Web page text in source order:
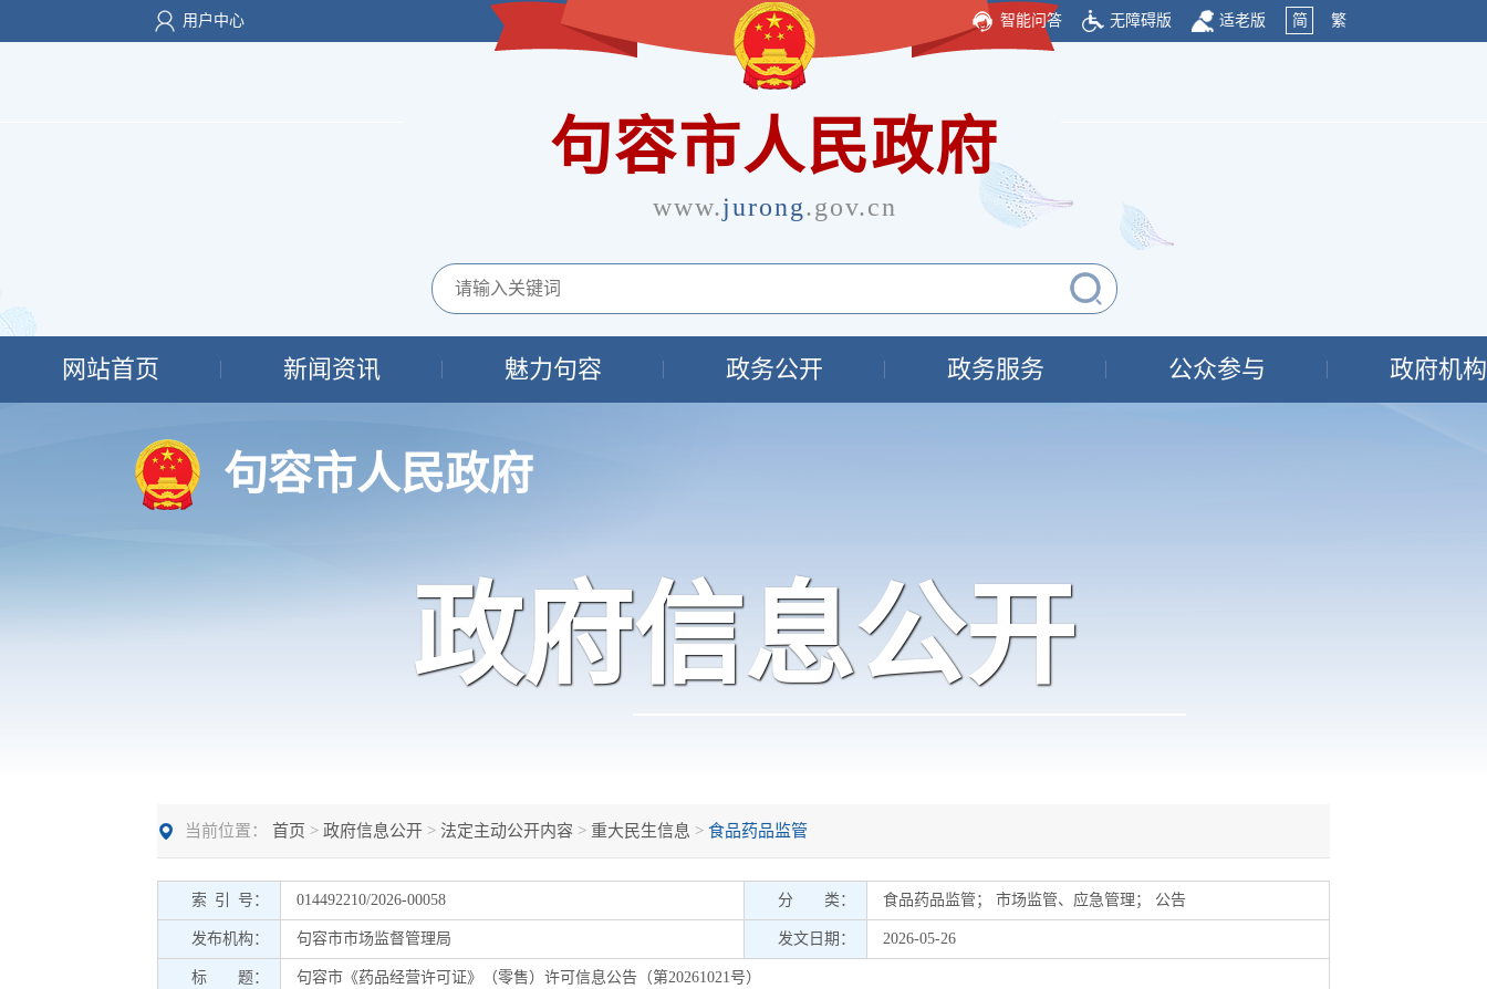
用户中心 智能问答 无障碍版 适老版 简 繁
句容市人民政府
www.jurong.gov.cn
网站首页 新闻资讯 魅力句容 政务公开 政务服务 公众参与 政府机构
句容市人民政府
政府信息公开
当前位置： 首页 > 政府信息公开 > 法定主动公开内容 > 重大民生信息 > 食品药品监管
索 引 号： 014492210/2026-00058 分 类： 食品药品监管 ； 市场监管、应急管理 ； 公告
发布机构： 句容市市场监督管理局 发文日期： 2026-05-26
标 题： 句容市《药品经营许可证》（零售）许可信息公告（第20261021号）